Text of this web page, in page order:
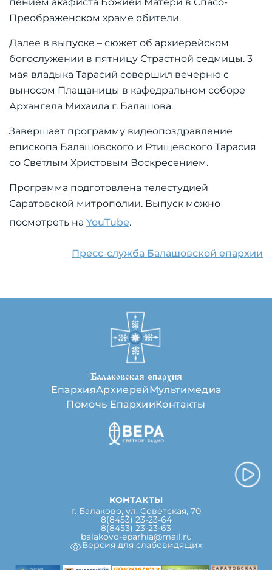
Преображенском храме обители.
Далее в выпуске – сюжет об архиерейском
богослужении в пятницу Страстной седмицы. 3
мая владыка Тарасий совершил вечерню с
выносом Плащаницы в кафедральном соборе
Архангела Михаила г. Балашова.
Завершает программу видеопоздравление
епископа Балашовского и Ртищевского Тарасия
со Светлым Христовым Воскресением.
Программа подготовлена телестудией
Саратовской митрополии. Выпуск можно
посмотреть на YouTube.
Пресс-служба Балашовской епархии
Балаковская епархия
ЕпархияАрхиерейМультимедиа
Помочь ЕпархииКонтакты
КОНТАКТЫ
г. Балаково, ул. Советская, 70
8(8453) 23-23-64
8(8453) 23-23-63
balakovo-eparhia@mail.ru
Версия для слабовидящих